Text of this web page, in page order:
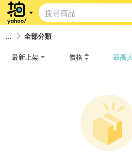
全部分類
最新上架 價格 最高